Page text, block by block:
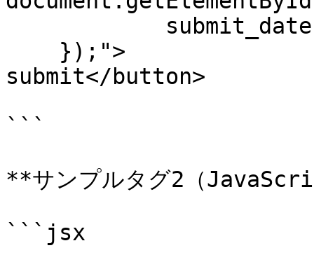
submit</button>
```
**サンプルタグ2（
```jsx